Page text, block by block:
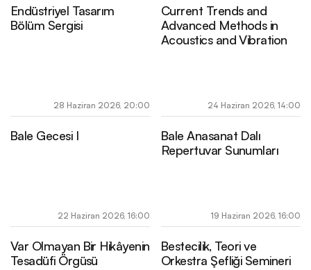
Arşiv
Endüstriyel Tasarım
Bölüm Sergisi
Current Trends and
Advanced Methods in
Acoustics and Vibration
28 Haziran 2026, 20:00
Bale Gecesi I
24 Haziran 2026, 14:00
Bale Anasanat Dalı
Repertuvar Sunumları
22 Haziran 2026, 16:00
Var Olmayan Bir Hikâyenin
Tesadüfi Örgüsü
19 Haziran 2026, 16:00
Bestecilik, Teori ve
Orkestra Şefliği Semineri